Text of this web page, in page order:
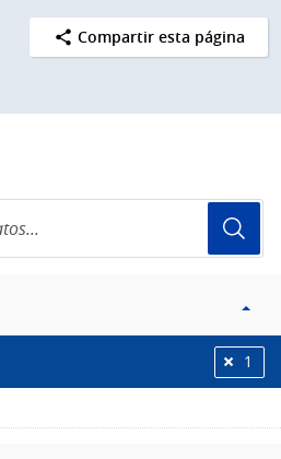
Compartir esta página
1